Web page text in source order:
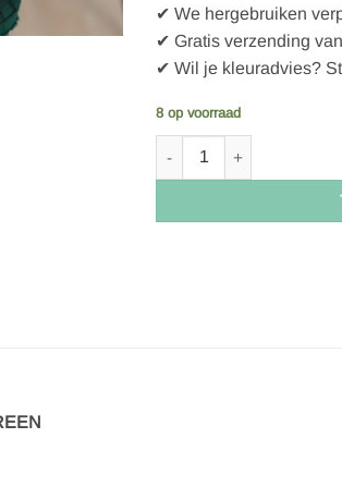
✔ We hergebruiken
✔ Gratis verzending
✔ Wil je kleuradvies?
8 op voorraad
Mind the Maker Double